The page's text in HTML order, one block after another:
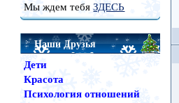
Мы ждем тебяЗДЕСЬ
Наши Друзья
Дети
Красота
Психология отношений